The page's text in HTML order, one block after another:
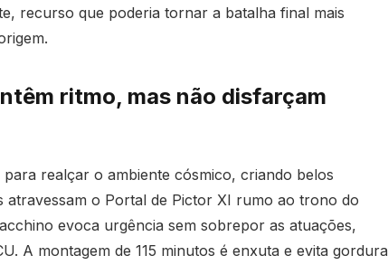
recurso que poderia tornar a batalha final mais
ritmo, mas não disfarçam
realçar o ambiente cósmico, criando belos
atravessam o Portal de Pictor XI rumo ao trono do
evoca urgência sem sobrepor as atuações,
A montagem de 115 minutos é enxuta e evita gordura